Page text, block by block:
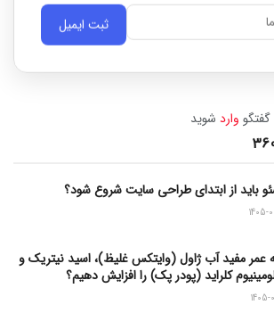
ثبت ایمیل
وارد شوید
باید از ابتدای طراحی سایت شروع شود؟
عمر مفید آب ژاول (وایتکس غلیظ)، اسید نیتریک و
کلراید (پودر پک) را افزایش دهیم؟